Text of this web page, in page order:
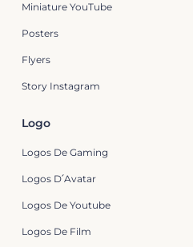
Miniature YouTube
Posters
Flyers
Story Instagram
Logo
Logos De Gaming
Logos D՛Avatar
Logos De Youtube
Logos De Film